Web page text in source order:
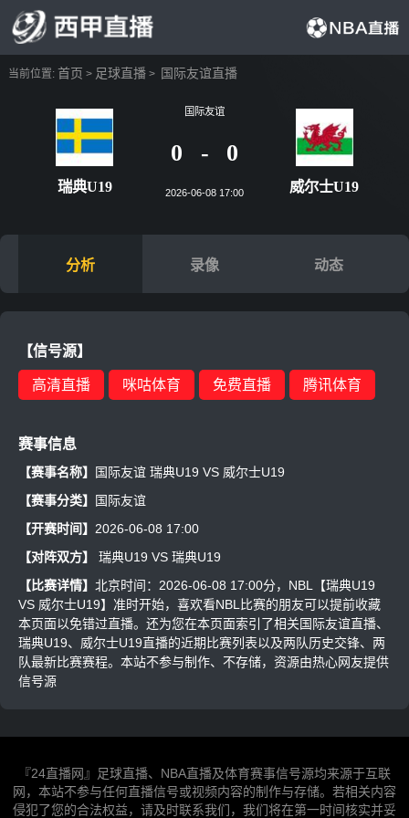
当前位置: 首页 > 足球直播> 国际友谊直播
0 0
2026-06-08 17:00
分析 录像 动态
【信号源】
高清直播 咪咕体育 免费直播 腾讯体育
赛事信息
【赛事名称】
国际友谊 瑞典U19 VS 威尔士U19
【赛事分类】
国际友谊
【开赛时间】 2026-06-08 17:00
【对阵双方】
瑞典U19 VS 瑞典U19
【比赛详情】 北京时间：2026-06-08 17:00分，NBL【瑞典U19
VS 威尔士U19】准时开始，喜欢看NBL比赛的朋友可以提前收藏
本页面以免错过直播。还为您在本页面索引了相关国际友谊直播、
瑞典U19、威尔士U19直播的近期比赛列表以及两队历史交锋、两
队最新比赛赛程。本站不参与制作、不存储，资源由热心网友提供
信号源
『24直播网』足球直播、NBA直播及体育赛事信号源均来源于互联
网，本站不参与任何直播信号或视频内容的制作与存储。若相关内容
侵犯了您的合法权益，请及时联系我们，我们将在第一时间核实并妥